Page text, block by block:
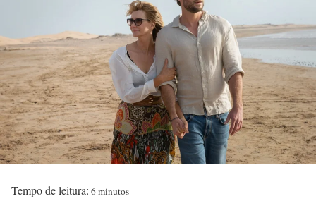
Tempo de leitura: 6 minutos